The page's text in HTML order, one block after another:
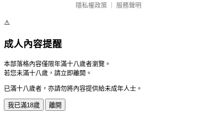
隱私權政策
服務聲明
⚠️
成人內容提醒
本部落格內容僅限年滿十八歲者瀏覽。
若您未滿十八歲，請立即離開。
已滿十八歲者，亦請勿將內容提供給未成年人士。
我已滿18歲 離開